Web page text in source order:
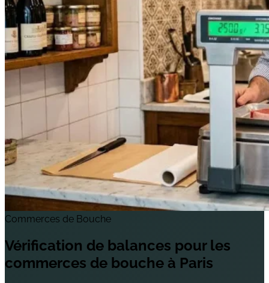
Commerces de Bouche
Vérification de balances pour les
commerces de bouche à Paris